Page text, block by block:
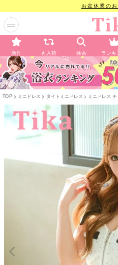
お盆休業の
新作 再入荷 検索 ランキ
TOP ミニドレス タイトミニドレス ミニドレス